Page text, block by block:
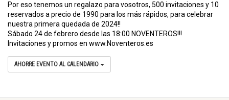
Por eso tenemos un regalazo para vosotros, 500 invitaciones y 10
reservados a precio de 1990 para los más rápidos, para celebrar
nuestra primera quedada de 2024!!
Sábado 24 de febrero desde las 18:00 NOVENTEROS!!!
Invitaciones y promos en www.Noventeros.es
AHORRE EVENTO AL CALENDARIO